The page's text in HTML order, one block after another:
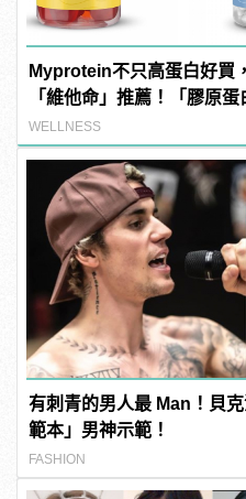
Myprotein不只高蛋白好買
「維他命」推薦！「膠原蛋
養顏美容必備
WELLNESS
有刺青的男人最 Man！貝
範本」男神示範！
FASHION